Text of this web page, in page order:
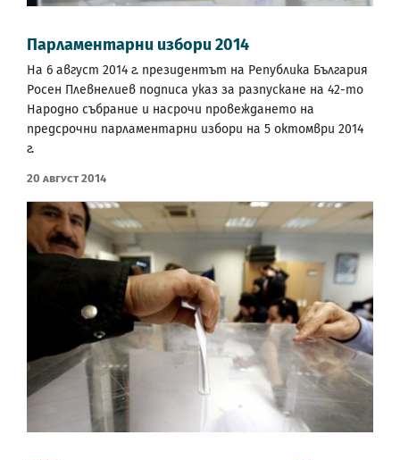
Парламентарни избори 2014
На 6 август 2014 г. президентът на Република България
Росен Плевнелиев подписа указ за разпускане на 42-то
Народно събрание и насрочи провеждането на
предсрочни парламентарни избори на 5 октомври 2014
г.
20 Август 2014